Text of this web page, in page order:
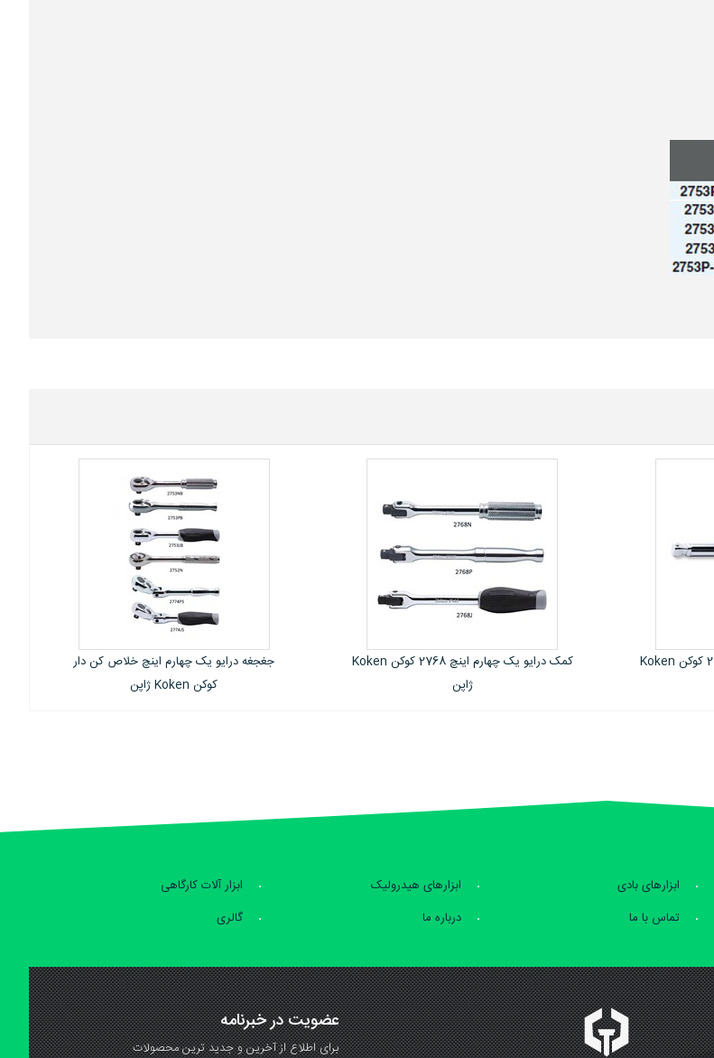
کمک درایو یک چهارم اینچ 2768 کوکن Koken
جغجغه درایو یک چهارم اینچ خلاص کن دار
کوکن Koken ژاپن
جغجغه درایو یک چهارم اینچ سر تاشو کوکن
Koken ژاپن
ابزارهای بادی ابزارهای هیدرولیک
ابزار آلات کارگاهی
تماس با ما درباره ما گالری
عضویت در خبرنامه
برای اطلاع از آخرین و جدید ترین محصولات